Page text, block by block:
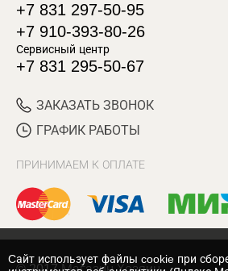
+7 831 297-50-95
+7 910-393-80-26
Сервисный центр
+7 831 295-50-67
ЗАКАЗАТЬ ЗВОНОК
ГРАФИК РАБОТЫ
ПРИНИМАЕМ К ОПЛАТЕ
Cайт использует файлы cookie при